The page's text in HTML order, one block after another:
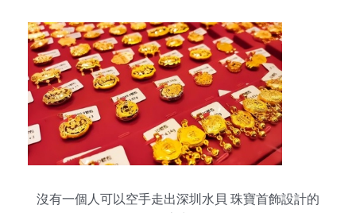
沒有一個人可以空手走出深圳水貝 珠寶首飾設計的